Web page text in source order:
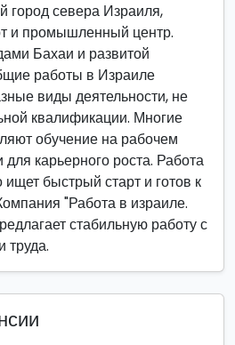
севера Израиля,
и промышленный центр.
Бахаи и развитой
работы в Израиле
виды деятельности, не
квалификации. Многие
обучение на рабочем
карьерного роста. Работа
ищет быстрый старт и готов к
"Работа в израиле.
стабильную работу с
труда.